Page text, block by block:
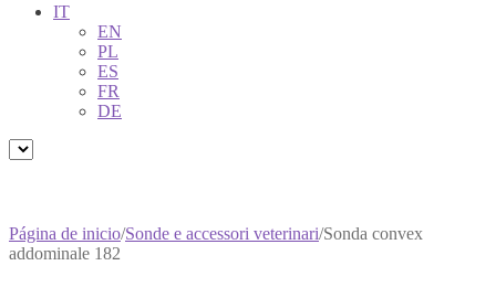
IT
EN
PL
ES
FR
DE
Página de inicio/Sonde e accessori veterinari/Sonda convex
addominale 182